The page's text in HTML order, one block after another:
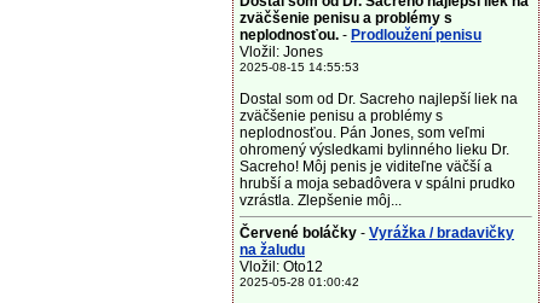
zväčšenie penisu a problémy s
neplodnosťou. - Prodloužení penisu
Vložil: Jones
2025-08-15 14:55:53
Dostal som od Dr. Sacreho najlepší liek na
zväčšenie penisu a problémy s
neplodnosťou. Pán Jones, som veľmi
ohromený výsledkami bylinného lieku Dr.
Sacreho! Môj penis je viditeľne väčší a
hrubší a moja sebadôvera v spálni prudko
vzrástla. Zlepšenie môj...
Červené boláčky - Vyrážka / bradavičky
na žaludu
Vložil: Oto12
2025-05-28 01:00:42